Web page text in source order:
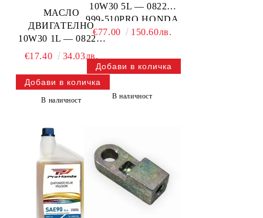
МАСЛО
ДВИГАТЕЛНО
10W30 1L — 08221-
999-110PRO HONDA
€17.40 34.03лв.
В наличност
10W30 5L — 08221-
999-510PRO HONDA
€77.00
150.60лв.
В наличност